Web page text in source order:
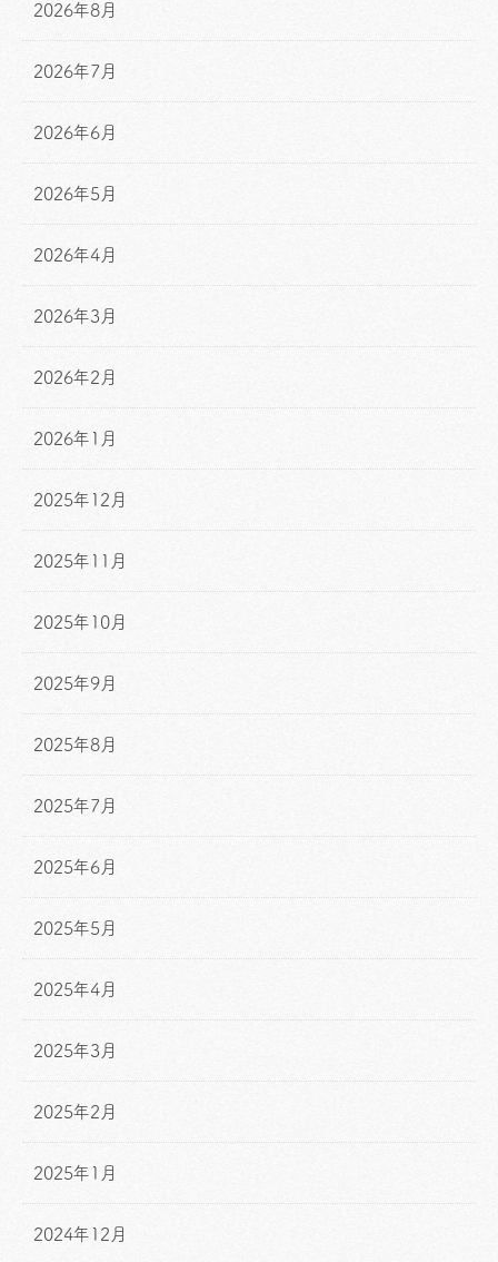
2026年8月
2026年7月
2026年6月
2026年5月
2026年4月
2026年3月
2026年2月
2026年1月
2025年12月
2025年11月
2025年10月
2025年9月
2025年8月
2025年7月
2025年6月
2025年5月
2025年4月
2025年3月
2025年2月
2025年1月
2024年12月